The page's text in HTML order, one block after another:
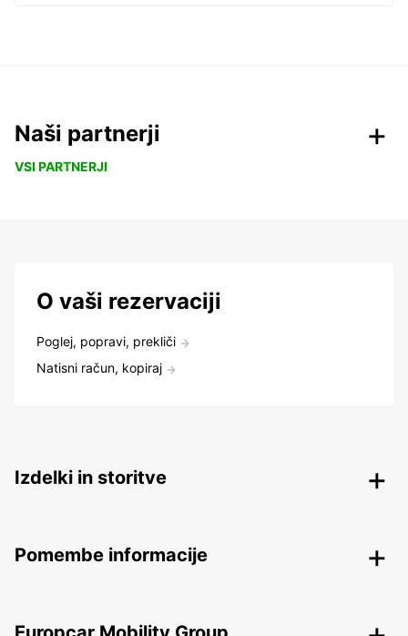
Naši partnerji
VSI PARTNERJI
O vaši rezervaciji
Poglej, popravi, prekliči
Natisni račun, kopiraj
Izdelki in storitve
Pomembe informacije